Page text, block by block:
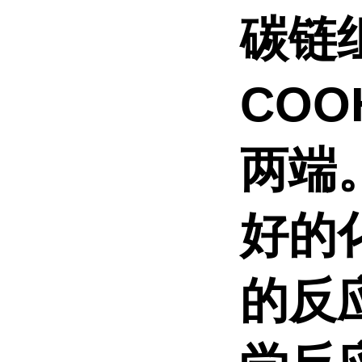
碳链
两端
好的
的反